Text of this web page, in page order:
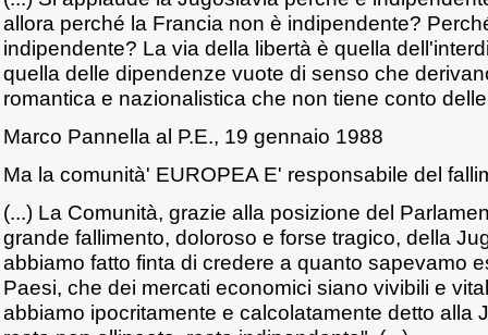
allora perché la Francia non è indipendente?
indipendente? La via della libertà è quella
quella delle dipendenze vuote di senso che
romantica e nazionalistica che non tiene conto
Marco Pannella al P.E., 19 gennaio 1988
Ma la comunità' EUROPEA E' responsabile del
(...) La Comunità, grazie alla posizione del
grande fallimento, doloroso e forse tragico, della
abbiamo fatto finta di credere a quanto sapevamo
Paesi, che dei mercati economici siano vivibili e
abbiamo ipocritamente e calcolatamente detto alla